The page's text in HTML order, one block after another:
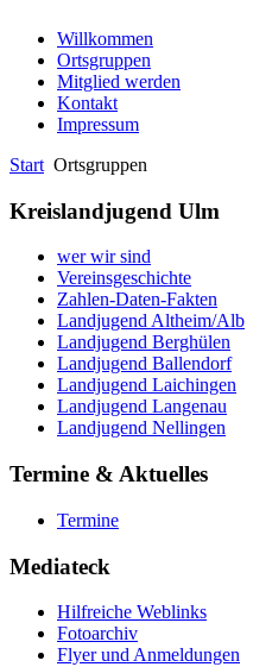
Willkommen
Ortsgruppen
Mitglied werden
Kontakt
Impressum
Start Ortsgruppen
Kreislandjugend Ulm
wer wir sind
Vereinsgeschichte
Zahlen-Daten-Fakten
Landjugend Altheim/Alb
Landjugend Berghülen
Landjugend Ballendorf
Landjugend Laichingen
Landjugend Langenau
Landjugend Nellingen
Termine & Aktuelles
Termine
Mediateck
Hilfreiche Weblinks
Fotoarchiv
Flyer und Anmeldungen